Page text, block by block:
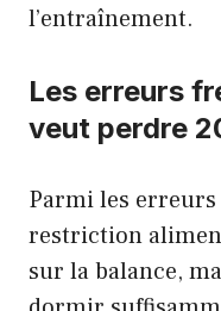
l’entraînement.
Les erreurs
veut perdre
Parmi les
restriction
sur la balance,